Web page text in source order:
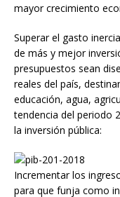
mayor crecimiento
Superar el gasto
de más y mejor
presupuestos sean
reales del país,
educación, agua,
tendencia del periodo
la inversión pública:
Incrementar los
para que funja como